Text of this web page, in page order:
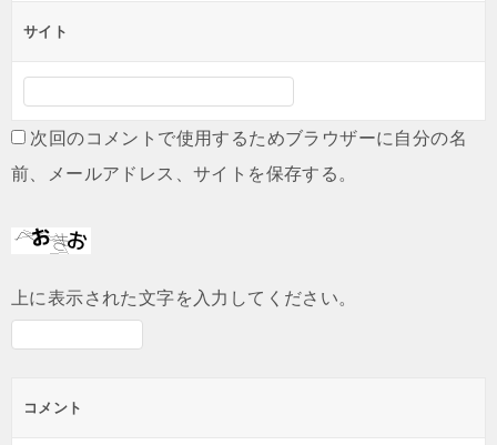
サイト
次回のコメントで使用するためブラウザーに自分の名
前、メールアドレス、サイトを保存する。
上に表示された文字を入力してください。
コメント